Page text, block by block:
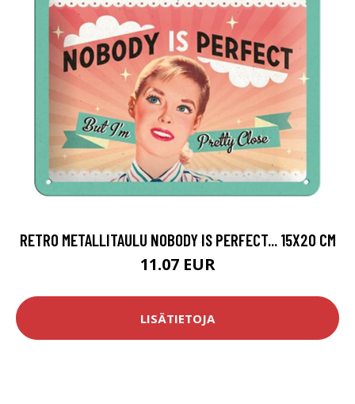
RETRO METALLITAULU NOBODY IS PERFECT... 15X20 CM
11.07 EUR
LISÄTIETOJA